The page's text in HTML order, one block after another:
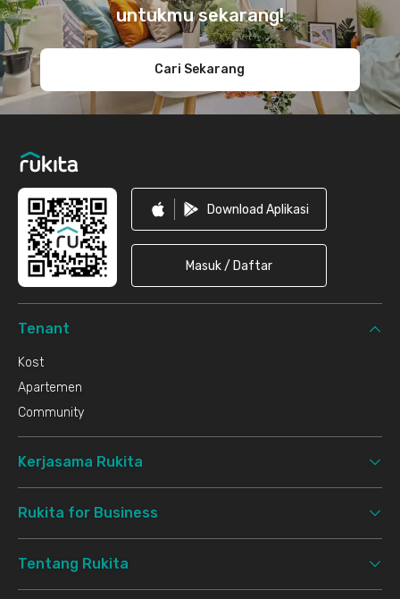
untukmu sekarang!
Cari Sekarang
Download Aplikasi
Masuk / Daftar
Tenant
Kost
Apartemen
Community
Kerjasama Rukita
Rukita for Business
Tentang Rukita